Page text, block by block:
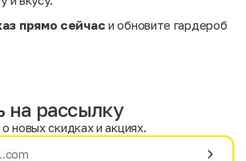
прямо сейчас и обновите гардероб
рассылку
новых скидках и акциях.